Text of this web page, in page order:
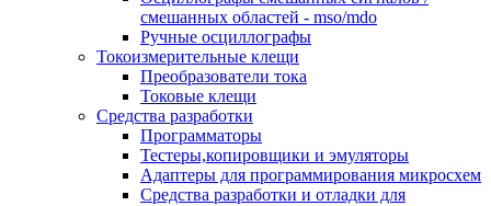
смешанных областей - mso/mdo
Ручные осциллографы
Токоизмерительные клещи
Преобразователи тока
Токовые клещи
Средства разработки
Программаторы
Тестеры,копировщики и эмуляторы
Адаптеры для программирования микросхем
Cредства разработки и отладки для